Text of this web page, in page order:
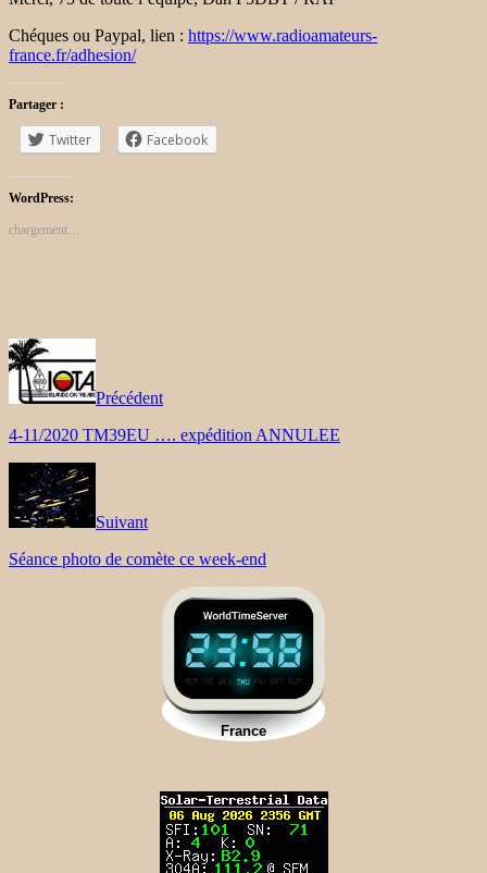
Chéques ou Paypal, lien : https://www.radioamateurs-
france.fr/adhesion/
Partager :
Twitter Facebook
WordPress:
chargement…
Précédent
4-11/2020 TM39EU …. expédition ANNULEE
Suivant
Séance photo de comète ce week-end